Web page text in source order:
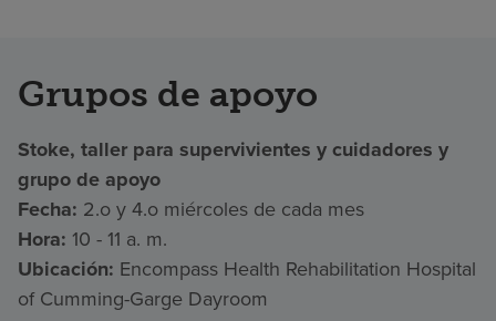
Grupos de apoyo
Stoke, taller para supervivientes y cuidadores y
grupo de apoyo
Fecha: 2.o y 4.o miércoles de cada mes
Hora: 10 - 11 a. m.
Ubicación: Encompass Health Rehabilitation Hospital
of Cumming-Garge Dayroom